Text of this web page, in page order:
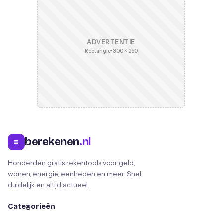
ADVERTENTIE
Rectangle · 300 × 250
= berekenen.nl
Honderden gratis rekentools voor geld,
wonen, energie, eenheden en meer. Snel,
duidelijk en altijd actueel.
Categorieën